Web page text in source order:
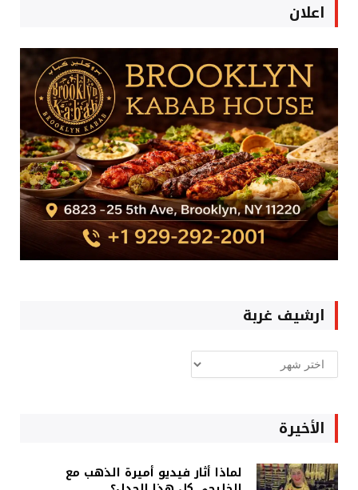
اعلان
ارشيف غربة
ارشيف
غربة
الأخيرة
لماذا أثار فيديو أميرة الذهب مع